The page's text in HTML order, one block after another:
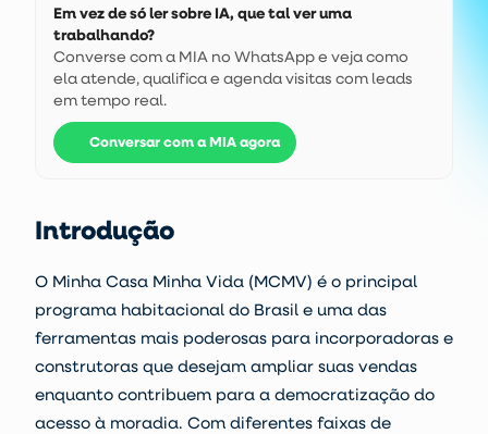
Em vez de só ler sobre IA, que tal ver uma
trabalhando?
Converse com a MIA no WhatsApp e veja como
ela atende, qualifica e agenda visitas com leads
em tempo real.
Conversar com a MIA agora
Introdução
O Minha Casa Minha Vida (MCMV) é o principal
programa habitacional do Brasil e uma das
ferramentas mais poderosas para incorporadoras e
construtoras que desejam ampliar suas vendas
enquanto contribuem para a democratização do
acesso à moradia. Com diferentes faixas de